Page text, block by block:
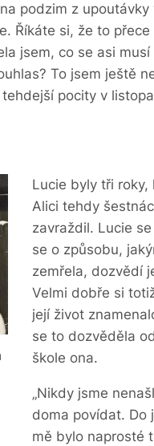
podzim z upoutávky
Říkáte si, že to
jsem, co se asi musí
To jsem ještě
pocity v
Lucie byly tři roky,
Alici tehdy
zavraždil. Lucie
se o způsobu,
zemřela, dozvědí
Velmi dobře si
její život
se to dozvěděla
škole ona.
„Nikdy jsme
doma povídat. Do
mě bylo naprosté